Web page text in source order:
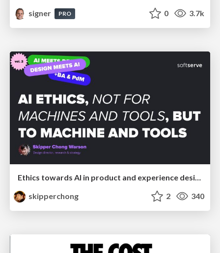
signer
PRO 0 3.7k
skipperchong
2 340